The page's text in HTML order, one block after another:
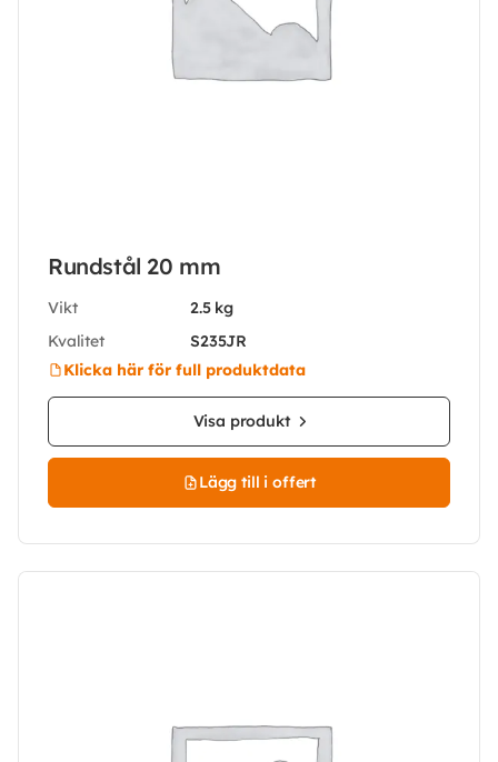
Rundstål 20 mm
Vikt
2.5 kg
Kvalitet
S235JR
Klicka här för full produktdata
Visa produkt
Lägg till i offert